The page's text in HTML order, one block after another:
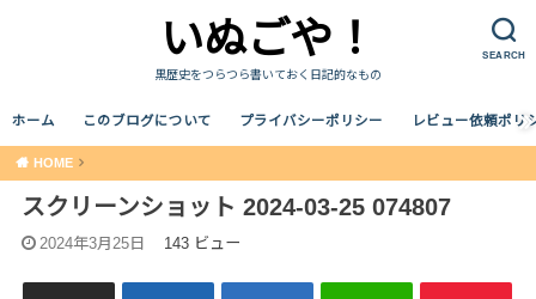
SEARCH
いぬごや！
黒歴史をつらつら書いておく日記的なもの
ホーム このブログについて プライバシーポリシー レビュー依頼ポリ
HOME
スクリーンショット 2024-03-25 074807
2024年3月25日 143 ビュー